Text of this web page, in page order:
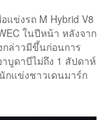
แข่งรถ M Hybrid V8
ในปีหน้า หลังจาก
ล่าวมีขึ้นก่อนการ
บูดาบีไม่ถึง 1 สัปดาห์
กแข่งชาวเดนมาร์ก